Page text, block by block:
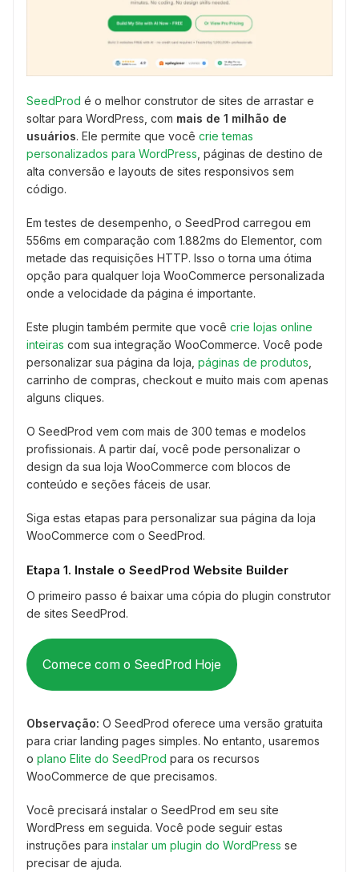
SeedProd é o melhor construtor de sites de arrastar e
soltar para WordPress, com mais de 1 milhão de
usuários. Ele permite que você crie temas
personalizados para WordPress , páginas de destino de
alta conversão e layouts de sites responsivos sem
código.
Em testes de desempenho, o SeedProd carregou em
556ms em comparação com 1.882ms do Elementor, com
metade das requisições HTTP. Isso o torna uma ótima
opção para qualquer loja WooCommerce personalizada
onde a velocidade da página é importante.
Este plugin também permite que você crie lojas online
inteiras com sua integração WooCommerce. Você pode
personalizar sua página da loja, páginas de produtos
carrinho de compras, checkout e muito mais com apenas
alguns cliques.
O SeedProd vem com mais de 300 temas e modelos
profissionais. A partir daí, você pode personalizar o
design da sua loja WooCommerce com blocos de
conteúdo e seções fáceis de usar.
Siga estas etapas para personalizar sua página da loja
WooCommerce com o SeedProd.
Etapa 1. Instale o SeedProd Website Builder
O primeiro passo é baixar uma cópia do plugin construtor
de sites SeedProd.
Comece com o SeedProd Hoje
Observação: O SeedProd oferece uma versão gratuita
para criar landing pages simples. No entanto, usaremos
o plano Elite do SeedProd para os recursos
WooCommerce de que precisamos.
Você precisará instalar o SeedProd em seu site
WordPress em seguida. Você pode seguir estas
instruções para instalar um plugin do WordPress se
precisar de ajuda.